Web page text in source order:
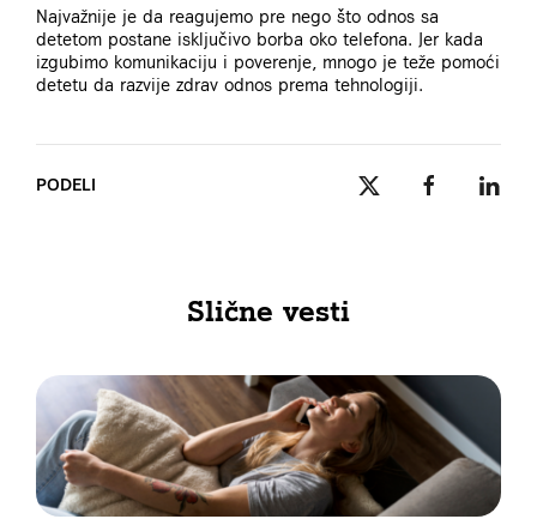
Najvažnije je da reagujemo pre nego što odnos sa
detetom postane isključivo borba oko telefona. Jer kada
izgubimo komunikaciju i poverenje, mnogo je teže pomoći
detetu da razvije zdrav odnos prema tehnologiji.
PODELI
Slične vesti